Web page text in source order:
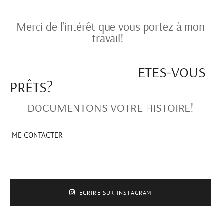
Merci de l’intérêt que vous portez à mon
travail!
ETES-VOUS
PRÊTS?
DOCUMENTONS VOTRE HISTOIRE!
ME CONTACTER
ECRIRE SUR INSTAGRAM